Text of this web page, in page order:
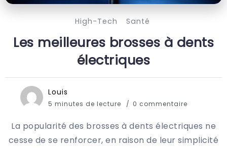
High-Tech Santé
Les meilleures brosses à dents
électriques
Louis
5 minutes de lecture 0 commentaire
La popularité des brosses à dents électriques ne
cesse de se renforcer, en raison de leur simplicité